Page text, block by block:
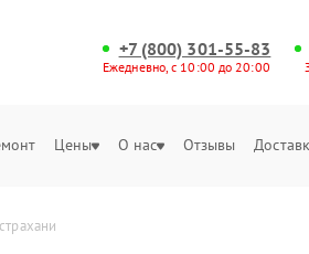
+7 (800) 301-55-83
Ежедневно, с 10:00 до 20:00
Цены О нас Отзывы